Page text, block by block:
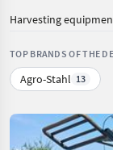
TOP BRANDS OF THE
Agro-Stahl 13